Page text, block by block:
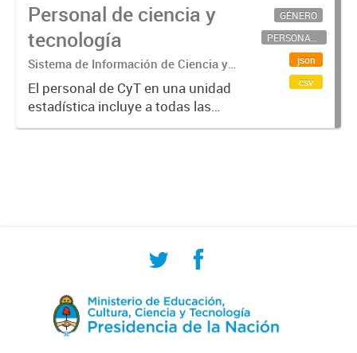
Personal de ciencia y
tecnología
Sistema de Información de Ciencia y
Tecnología Argentino (SICYTAR)
El personal de CyT en una unidad
estadística incluye a todas las
personas involucradas
GÉNERO
PERSONAL CIENTÍFICO-TECNOLÓGICO
json
csv